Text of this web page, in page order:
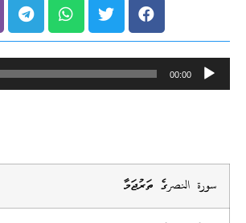
Audio
Player
00:00
سورة النصرގެ ތަރުޖަމާ